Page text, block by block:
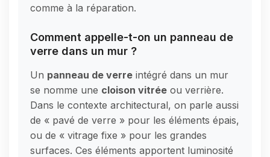
comme à la réparation.
Comment appelle-t-on un panneau de
verre dans un mur ?
Un panneau de verre intégré dans un mur
se nomme une cloison vitrée ou verrière.
Dans le contexte architectural, on parle aussi
de « pavé de verre » pour les éléments épais,
ou de « vitrage fixe » pour les grandes
surfaces. Ces éléments apportent luminosité